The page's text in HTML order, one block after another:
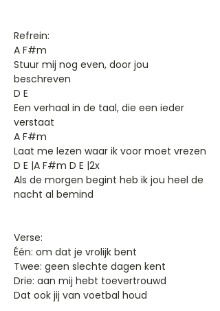
Refrein:
A F#m
Stuur mij nog even, door jou
beschreven
D E
Een verhaal in de taal, die een ieder
verstaat
A F#m
Laat me lezen waar ik voor moet vrezen
D E |A F#m D E |2x
Als de morgen begint heb ik jou heel de
nacht al bemind
Verse:
Één: om dat je vrolijk bent
Twee: geen slechte dagen kent
Drie: aan mij hebt toevertrouwd
Dat ook jij van voetbal houd